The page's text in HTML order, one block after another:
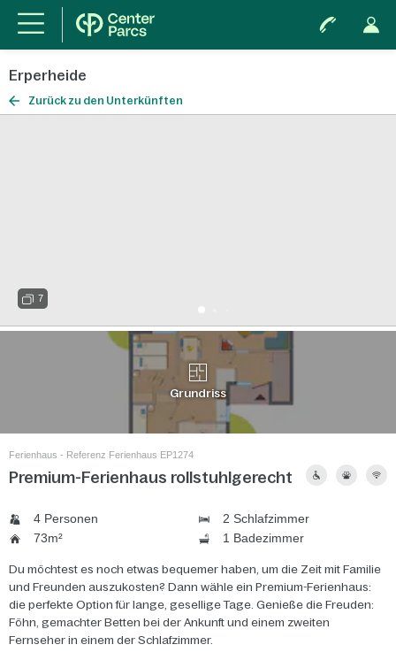
Erperheide
Zurück zu den Unterkünften
7
Grundriss
Ferienhaus - Referenz Ferienhaus EP1274
Premium-Ferienhaus rollstuhlgerecht
4 Personen
2 Schlafzimmer
73m²
1 Badezimmer
Du möchtest es noch etwas bequemer haben, um die Zeit mit Familie
und Freunden auszukosten? Dann wähle ein Premium-Ferienhaus:
die perfekte Option für lange, gesellige Tage. Genieße die Freuden:
Föhn, gemachter Betten bei der Ankunft und einem zweiten
Fernseher in einem der Schlafzimmer.